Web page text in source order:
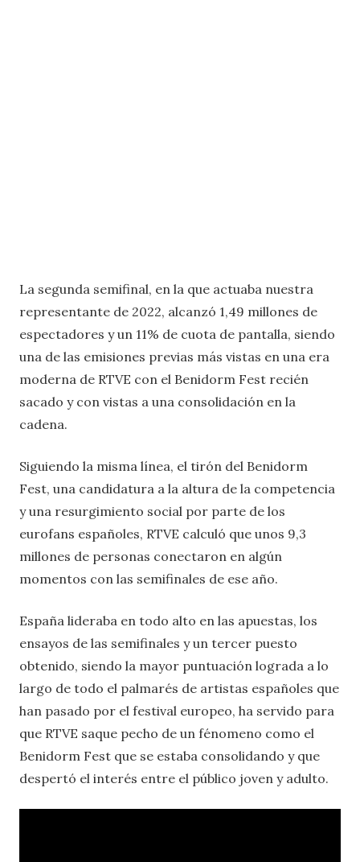
La segunda semifinal, en la que actuaba nuestra
representante de 2022, alcanzó 1,49 millones de
espectadores y un 11% de cuota de pantalla, siendo
una de las emisiones previas más vistas en una era
moderna de RTVE con el Benidorm Fest recién
sacado y con vistas a una consolidación en la
cadena.
Siguiendo la misma línea, el tirón del Benidorm
Fest, una candidatura a la altura de la competencia
y una resurgimiento social por parte de los
eurofans españoles, RTVE calculó que unos 9,3
millones de personas conectaron en algún
momentos con las semifinales de ese año.
España lideraba en todo alto en las apuestas, los
ensayos de las semifinales y un tercer puesto
obtenido, siendo la mayor puntuación lograda a lo
largo de todo el palmarés de artistas españoles que
han pasado por el festival europeo, ha servido para
que RTVE saque pecho de un fénomeno como el
Benidorm Fest que se estaba consolidando y que
despertó el interés entre el público joven y adulto.